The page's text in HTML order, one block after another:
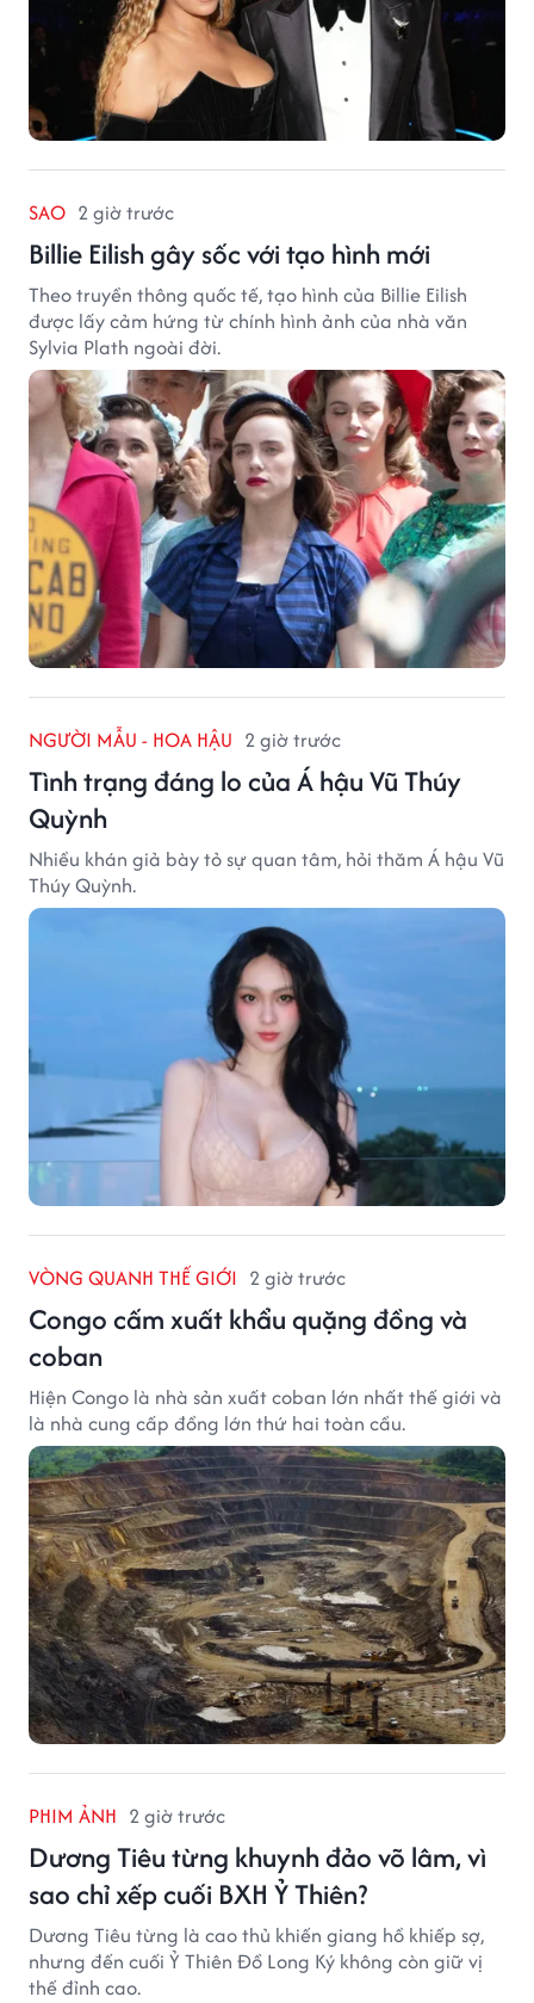
SAO 2 giờ trước
Billie Eilish gây sốc với tạo hình mới
Theo truyền thông quốc tế, tạo hình của Billie Eilish
được lấy cảm hứng từ chính hình ảnh của nhà văn
Sylvia Plath ngoài đời.
NGƯỜI MẪU - HOA HẬU 2 giờ trước
Tình trạng đáng lo của Á hậu Vũ Thúy
Quỳnh
Nhiều khán giả bày tỏ sự quan tâm, hỏi thăm Á hậu Vũ
Thúy Quỳnh.
VÒNG QUANH THẾ GIỚI 2 giờ trước
Congo cấm xuất khẩu quặng đồng và
coban
Hiện Congo là nhà sản xuất coban lớn nhất thế giới và
là nhà cung cấp đồng lớn thứ hai toàn cầu.
PHIM ẢNH 2 giờ trước
Dương Tiêu từng khuynh đảo võ lâm, vì
sao chỉ xếp cuối BXH Ỷ Thiên?
Dương Tiêu từng là cao thủ khiến giang hồ khiếp sợ,
nhưng đến cuối Ỷ Thiên Đồ Long Ký không còn giữ vị
thế đỉnh cao.